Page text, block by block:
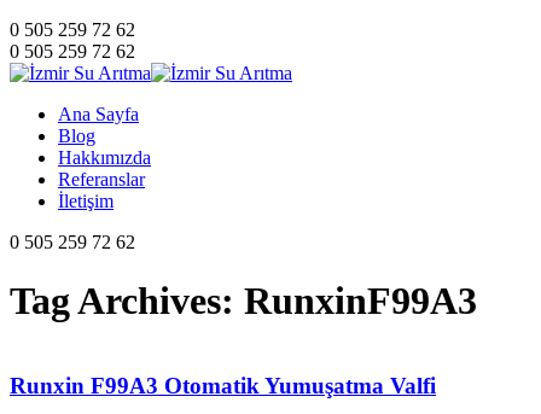
0 505 259 72 62
0 505 259 72 62
Ana Sayfa
Blog
Hakkımızda
Referanslar
İletişim
0 505 259 72 62
Tag Archives: RunxinF99A3
Runxin F99A3 Otomatik Yumuşatma Valfi